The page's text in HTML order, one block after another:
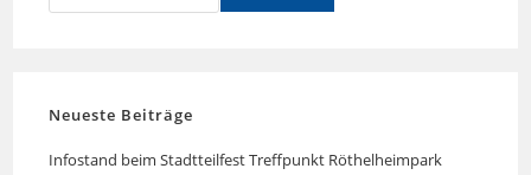
Uhr
Neueste Beiträge
Infostand beim Stadtteilfest Treffpunkt Röthelheimpark